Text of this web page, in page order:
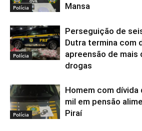
Polícia
Mansa
Polícia
Perseguição de
Dutra termina com
apreensão de mais
drogas
Polícia
Homem com dívida
mil em pensão
Piraí